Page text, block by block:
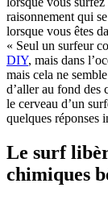
raisonnement qui
lorsque vous êtes
« Seul un surfeur
DIY, mais dans
mais cela ne
d’aller au fond des
le cerveau d’un
quelques réponses
Le surf
chimiques